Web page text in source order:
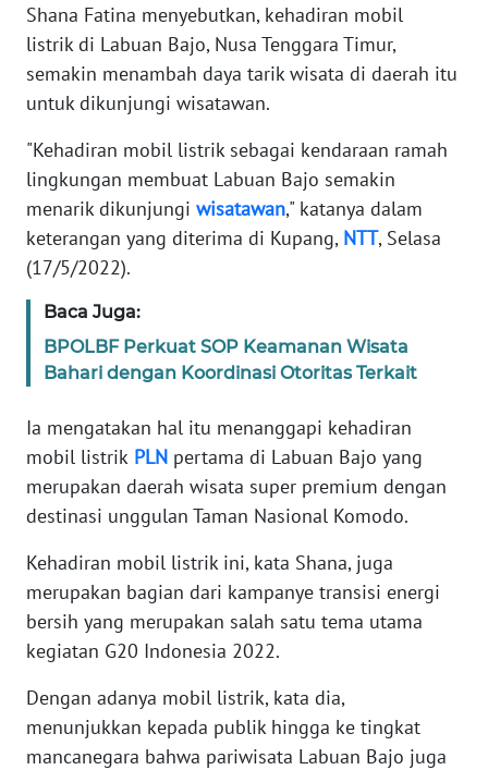
Shana Fatina menyebutkan, kehadiran mobil
listrik di Labuan Bajo, Nusa Tenggara Timur,
semakin menambah daya tarik wisata di daerah itu
untuk dikunjungi wisatawan.
"Kehadiran mobil listrik sebagai kendaraan ramah
lingkungan membuat Labuan Bajo semakin
menarik dikunjungi wisatawan," katanya dalam
keterangan yang diterima di Kupang, NTT, Selasa
(17/5/2022).
Baca Juga:
BPOLBF Perkuat SOP Keamanan Wisata
Bahari dengan Koordinasi Otoritas Terkait
Ia mengatakan hal itu menanggapi kehadiran
mobil listrik PLN pertama di Labuan Bajo yang
merupakan daerah wisata super premium dengan
destinasi unggulan Taman Nasional Komodo.
Kehadiran mobil listrik ini, kata Shana, juga
merupakan bagian dari kampanye transisi energi
bersih yang merupakan salah satu tema utama
kegiatan G20 Indonesia 2022.
Dengan adanya mobil listrik, kata dia,
menunjukkan kepada publik hingga ke tingkat
mancanegara bahwa pariwisata Labuan Bajo juga
PEDOMAN
MEDIA
SIBER
REDAKSI
KARIR
DISCLAIMER
Wahana
Regional
SUMUT
WN
JAKARTA
WN
JABAR
WN
WN
NTT